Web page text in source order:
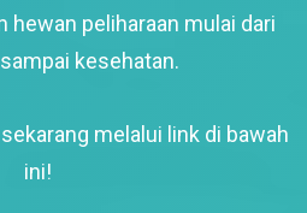
hewan peliharaan mulai dari
kesehatan.
melalui link di bawah
ini!